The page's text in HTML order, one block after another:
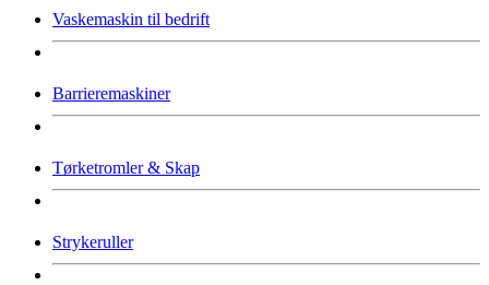
Vaskemaskin til bedrift
Barrieremaskiner
Tørketromler & Skap
Strykeruller